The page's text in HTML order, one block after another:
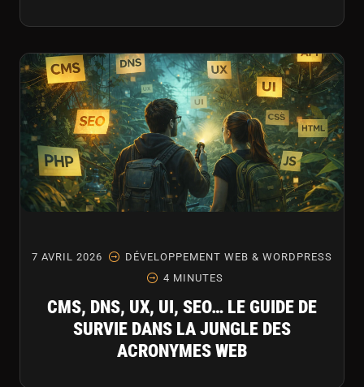
7 AVRIL 2026
DÉVELOPPEMENT WEB & WORDPRESS
4 MINUTES
CMS, DNS, UX, UI, SEO… LE GUIDE DE
SURVIE DANS LA JUNGLE DES
ACRONYMES WEB